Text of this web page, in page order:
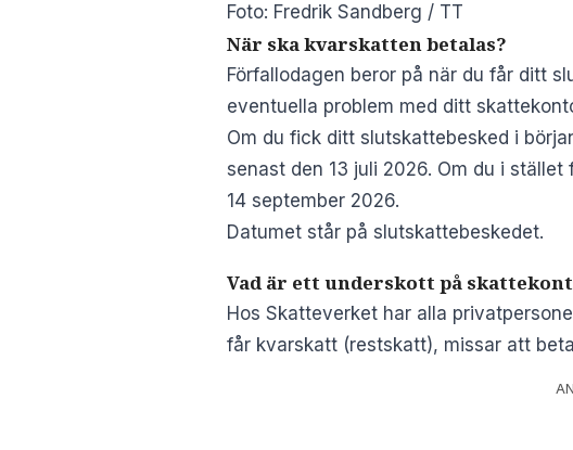
Foto: Fredrik Sandberg / TT
När ska kvarskatten betalas?
Förfallodagen beror på när du får ditt
eventuella problem med ditt
Om du fick ditt slutskattebesked i
senast den 13 juli 2026. Om du i
14 september 2026.
Datumet står på slutskattebeskedet.
Vad är ett underskott på
Hos Skatteverket har alla
får kvarskatt (restskatt), missar att